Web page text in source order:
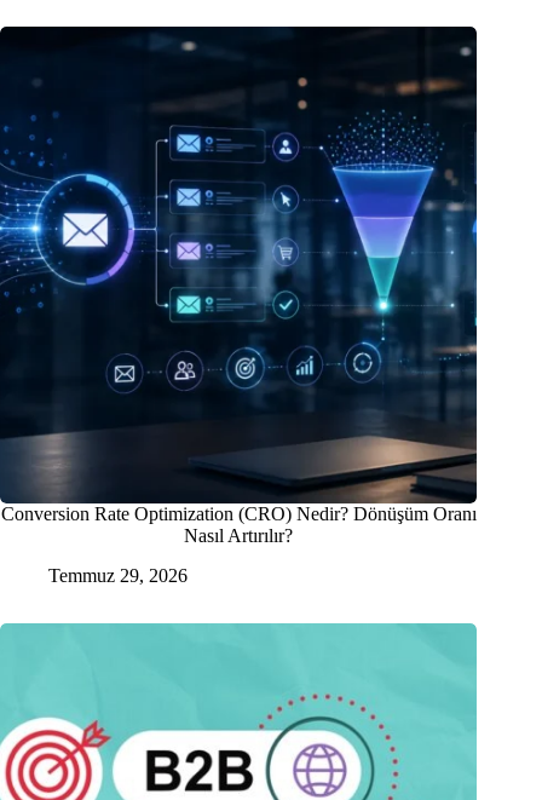
Conversion Rate Optimization (CRO) Nedir? Dönüşüm Oranı
Nasıl Artırılır?
Temmuz 29, 2026